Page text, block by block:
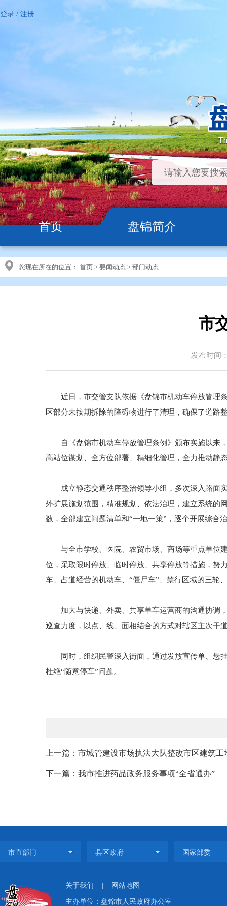
登录 / 注册
首页 盘锦简介
您现在所在的位置： 首页 > 要闻动态 > 部门动态
市
发布时间
近日，市交管支队依据《盘锦市机动车停放管理条
区部分未按期拆除的障碍物进行了清理，确保了道路
自《盘锦市机动车停放管理条例》颁布实施以来，
高站位谋划、全方位部署、精细化管理，全力推动静
成立静态交通秩序整治领导小组，多次深入路面实
外扩展施划范围，精准规划、依法治理，建立系统的
数，全部建立问题清单和“一地一策”，逐个开展综合
与全市学校、医院、农贸市场、商场等重点单位建
位，采取限时停放、临时停放、共享停放等措施，努
车、占道经营的机动车、“僵尸车”、禁行区域的三轮
加大与快递、外卖、共享单车运营商的沟通协调，
巡查力度，以点、线、面相结合的方式对辖区主次干
同时，组织民警深入街面，通过发放宣传单、悬挂
杜绝“随意停车”问题。
上一篇：市城管建设市场执法大队整改市区建筑工
下一篇：我市推进药品政务服务事项“全省通办”
关于我们 网站地图
主办单位：盘锦市人民政府办公室